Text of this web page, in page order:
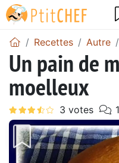
Recettes Autre
Un pain de
moelleux